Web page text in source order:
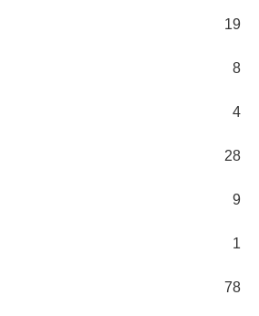
19
8
4
28
9
1
78